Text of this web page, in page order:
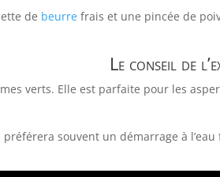
de beurre frais et une pincée de
Le conseil de
verts. Elle est parfaite pour les
préférera souvent un démarrage à